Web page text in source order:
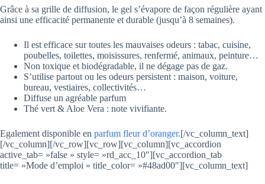
Grâce à sa grille de diffusion, le gel s’évapore de façon régulière ayant
ainsi une efficacité permanente et durable (jusqu’à 8 semaines).
Il est efficace sur toutes les mauvaises odeurs : tabac, cuisine,
poubelles, toilettes, moisissures, renfermé, animaux, peinture…
Non toxique et biodégradable, il ne dégage pas de gaz.
S’utilise partout ou les odeurs persistent : maison, voiture,
bureau, vestiaires, collectivités…
Diffuse un agréable parfum
Thé vert & Aloe Vera : note vivifiante.
Egalement disponible en parfum fleur d’oranger.[/vc_column_text]
[/vc_column][/vc_row][vc_row][vc_column][vc_accordion
active_tab= »false » style= »rd_acc_10″][vc_accordion_tab
title= »Mode d’emploi » title_color= »#48ad00″][vc_column_text]